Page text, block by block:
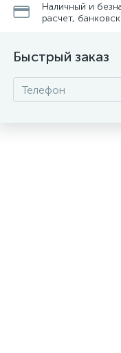
Наличный и
расчет,
Быстрый заказ